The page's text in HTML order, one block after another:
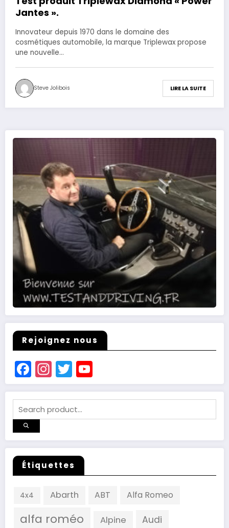
Jantes ».
Innovateur depuis 1970 dans le domaine des
cosmétiques automobile, la marque Triplewax propose
une nouvelle…
Steve Jolibois LIRE LA SUITE
Rejoignez nous
Facebook
Instagram
Twitter
Channel
Étiquettes
4x4 Abarth ABT Alfa Romeo
alfa roméo Alpine Audi